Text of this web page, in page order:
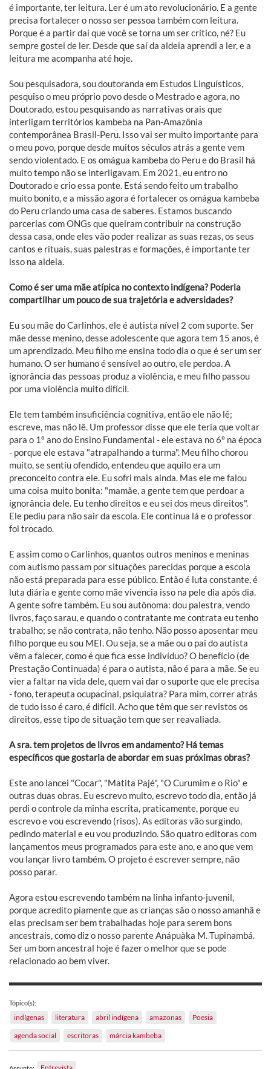
é importante, ter leitura. Ler é um ato revolucionário. E a gente
precisa fortalecer o nosso ser pessoa também com leitura.
Porque é a partir daí que você se torna um ser crítico, né? Eu
sempre gostei de ler. Desde que saí da aldeia aprendi a ler, e a
leitura me acompanha até hoje.
Sou pesquisadora, sou doutoranda em Estudos Linguísticos,
pesquiso o meu próprio povo desde o Mestrado e agora, no
Doutorado, estou pesquisando as narrativas orais que
interligam territórios kambeba na Pan-Amazônia
contemporânea Brasil-Peru. Isso vai ser muito importante para
o meu povo, porque desde muitos séculos atrás a gente vem
sendo violentado. E os omágua kambeba do Peru e do Brasil há
muito tempo não se interligavam. Em 2021, eu entro no
Doutorado e crio essa ponte. Está sendo feito um trabalho
muito bonito, e a missão agora é fortalecer os omágua kambeba
do Peru criando uma casa de saberes. Estamos buscando
parcerias com ONGs que queiram contribuir na construção
dessa casa, onde eles vão poder realizar as suas rezas, os seus
cantos e rituais, suas palestras e formações, é importante ter
isso na aldeia.
Como é ser uma mãe atípica no contexto indígena? Poderia
compartilhar um pouco de sua trajetória e adversidades?
Eu sou mãe do Carlinhos, ele é autista nível 2 com suporte. Ser
mãe desse menino, desse adolescente que agora tem 15 anos, é
um aprendizado. Meu filho me ensina todo dia o que é ser um ser
humano. O ser humano é sensível ao outro, ele perdoa. A
ignorância das pessoas produz a violência, e meu filho passou
por uma violência muito difícil.
Ele tem também insuficiência cognitiva, então ele não lê;
escreve, mas não lê. Um professor disse que ele teria que voltar
para o 1º ano do Ensino Fundamental - ele estava no 6º na época
- porque ele estava "atrapalhando a turma". Meu filho chorou
muito, se sentiu ofendido, entendeu que aquilo era um
preconceito contra ele. Eu sofri mais ainda. Mas ele me falou
uma coisa muito bonita: "mamãe, a gente tem que perdoar a
ignorância dele. Eu tenho direitos e eu sei dos meus direitos".
Ele pediu para não sair da escola. Ele continua lá e o professor
foi trocado.
E assim como o Carlinhos, quantos outros meninos e meninas
com autismo passam por situações parecidas porque a escola
não está preparada para esse público. Então é luta constante, é
luta diária e gente como mãe vivencia isso na pele dia após dia.
A gente sofre também. Eu sou autônoma: dou palestra, vendo
livros, faço sarau, e quando o contratante me contrata eu tenho
trabalho; se não contrata, não tenho. Não posso aposentar meu
filho porque eu sou MEI. Ou seja, se a mãe ou o pai do autista
vêm a falecer, como é que fica esse indivíduo? O benefício (de
Prestação Continuada) é para o autista, não é para a mãe. Se eu
vier a faltar na vida dele, quem vai dar o suporte que ele precisa
- fono, terapeuta ocupacinal, psiquiatra? Para mim, correr atrás
de tudo isso é caro, é difícil. Acho que têm que ser revistos os
direitos, esse tipo de situação tem que ser reavaliada.
A sra. tem projetos de livros em andamento? Há temas
específicos que gostaria de abordar em suas próximas obras?
Este ano lancei "Cocar", "Matita Pajé", "O Curumim e o Rio" e
outras duas obras. Eu escrevo muito, escrevo todo dia, então já
perdi o controle da minha escrita, praticamente, porque eu
escrevo e vou escrevendo (risos). As editoras vão surgindo,
pedindo material e eu vou produzindo. São quatro editoras com
lançamentos meus programados para este ano, e ano que vem
vou lançar livro também. O projeto é escrever sempre, não
posso parar.
Agora estou escrevendo também na linha infanto-juvenil,
porque acredito piamente que as crianças são o nosso amanhã e
elas precisam ser bem trabalhadas hoje para serem bons
ancestrais, como diz o nosso parente Anápuàka M. Tupinambá.
Ser um bom ancestral hoje é fazer o melhor que se pode
relacionado ao bem viver.
Tópico(s):
indígenas literatura abril indígena amazonas
Poesia
agenda social
escritoras márcia kambeba